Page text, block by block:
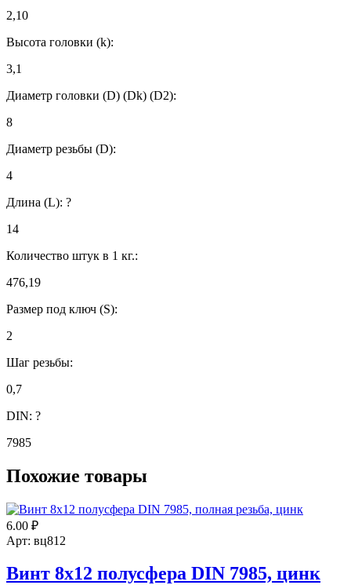
2,10
Высота головки (k):
3,1
Диаметр головки (D) (Dk) (D2):
8
Диаметр резьбы (D):
4
Длина (L): ?
14
Количество штук в 1 кг.:
476,19
Размер под ключ (S):
2
Шаг резьбы:
0,7
DIN: ?
7985
Похожие товары
6.00 ₽
Арт: вц812
Винт 8х12 полусфера DIN 7985, цинк